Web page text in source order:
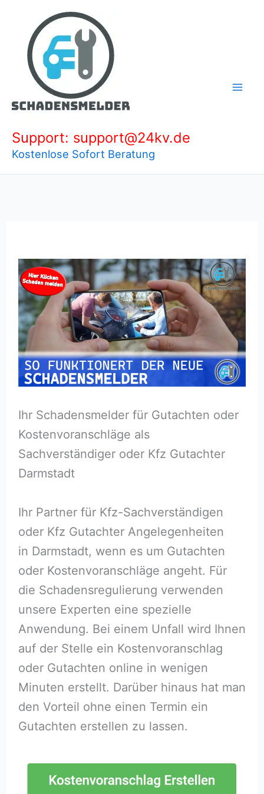
springen
Support: support@24kv.de
Kostenlose Sofort Beratung
Ihr Schadensmelder für Gutachten oder
Kostenvoranschläge als
Sachverständiger oder Kfz Gutachter
Darmstadt
Ihr Partner für Kfz-Sachverständigen
oder Kfz Gutachter Angelegenheiten
in Darmstadt, wenn es um Gutachten
oder Kostenvoranschläge angeht. Für
die Schadensregulierung verwenden
unsere Experten eine spezielle
Anwendung. Bei einem Unfall wird Ihnen
auf der Stelle ein Kostenvoranschlag
oder Gutachten online in wenigen
Minuten erstellt. Darüber hinaus hat man
den Vorteil ohne einen Termin ein
Gutachten erstellen zu lassen.